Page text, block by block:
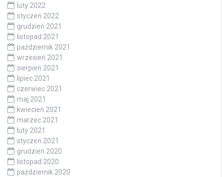
luty 2022
styczeń 2022
grudzień 2021
listopad 2021
październik 2021
wrzesień 2021
sierpień 2021
lipiec 2021
czerwiec 2021
maj 2021
kwiecień 2021
marzec 2021
luty 2021
styczeń 2021
grudzień 2020
listopad 2020
październik 2020